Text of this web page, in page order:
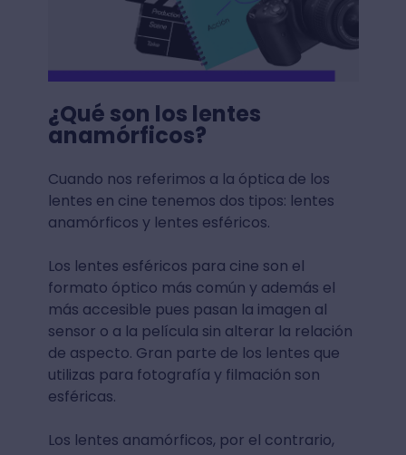
¿Qué son los lentes
anamórficos?
Cuando nos referimos a la óptica de los
lentes en cine tenemos dos tipos: lentes
anamórficos y lentes esféricos.
Los lentes esféricos para cine son el
formato óptico más común y además el
más accesible pues pasan la imagen al
sensor o a la película sin alterar la relación
de aspecto. Gran parte de los lentes que
utilizas para fotografía y filmación son
esféricas.
Los lentes anamórficos, por el contrario,